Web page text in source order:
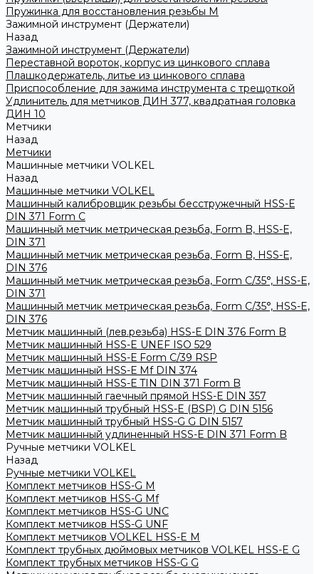
Пружинка для восстановления резьбы M
Зажимной инструмент (Держатели)
Назад
Зажимной инструмент (Держатели)
Переставной вороток, корпус из цинкового сплава
Плашкодержатель, литье из цинкового сплава
Приспособление для зажима инструмента с трещоткой
Удлинитель для метчиков ДИН 377, квадратная головка
ДИН 10
Метчики
Назад
Метчики
Машинные метчики VOLKEL
Назад
Машинные метчики VOLKEL
Машинный калибровщик резьбы бесстружечный HSS-Е
DIN 371 Form C
Машинный метчик метрическая резьба, Form B, HSS-E,
DIN 371
Машинный метчик метрическая резьба, Form B, HSS-E,
DIN 376
Машинный метчик метрическая резьба, Form С/35°, HSS-E,
DIN 371
Машинный метчик метрическая резьба, Form С/35°, HSS-E,
DIN 376
Метчик машинный (лев.резьба) HSS-Е DIN 376 Form B
Метчик машинный HSS-E UNEF ISO 529
Метчик машинный HSS-Е Form C/39 RSP
Метчик машинный HSS-Е Mf DIN 374
Метчик машинный HSS-Е TIN DIN 371 Form B
Метчик машинный гаечный прямой HSS-Е DIN 357
Метчик машинный трубный HSS-E (BSP) G DIN 5156
Метчик машинный трубный HSS-G G DIN 5157
Метчик машинный удлиненный HSS-Е DIN 371 Form B
Ручные метчики VOLKEL
Назад
Ручные метчики VOLKEL
Комплект метчиков HSS-G M
Комплект метчиков HSS-G Mf
Комплект метчиков HSS-G UNC
Комплект метчиков HSS-G UNF
Комплект метчиков VOLKEL HSS-E M
Комплект трубных дюймовых метчиков VOLKEL HSS-E G
Комплект трубных метчиков HSS-G G